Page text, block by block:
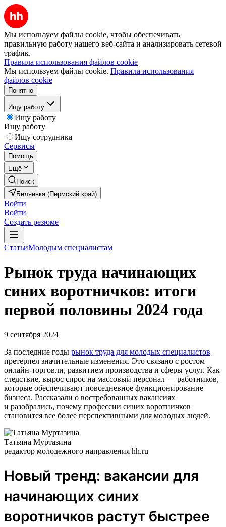
Мы используем файлы cookie, чтобы обеспечивать
правильную работу нашего веб-сайта и анализировать сетевой
трафик.
Правила использования файлов cookie
Мы используем файлы cookie. Правила использования
файлов cookie
Понятно
Ищу работу
Ищу работу
Ищу работу
Ищу сотрудника
Сервисы
Помощь
Ещё
Поиск
Беляевка (Пермский край)
Войти
Войти
Создать резюме
СтатьиМолодым специалистам
Рынок труда начинающих
синих воротничков: итоги
первой половины 2024 года
9 сентября 2024
За последние годы рынок труда для молодых специалистов
претерпел значительные изменения. Это связано с ростом
онлайн-торговли, развитием производства и сферы услуг. Как
следствие, вырос спрос на массовый персонал — работников,
которые обеспечивают повседневное функционирование
бизнеса. Рассказали о востребованных вакансиях
и разобрались, почему профессии синих воротничков
становится все более перспективными для молодых людей.
Татьяна Муртазина
редактор молодежного направления hh.ru
Новый тренд: вакансии для
начинающих синих
воротничков растут быстрее